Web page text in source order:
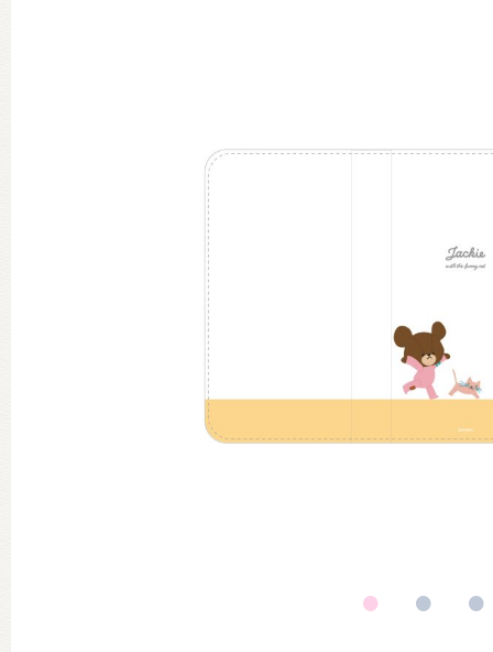
ミュージカル・コンサート
おたのしみコンテンツ(クイズ・
チア ジャッキーズ！
くまのがっこう 家庭科部